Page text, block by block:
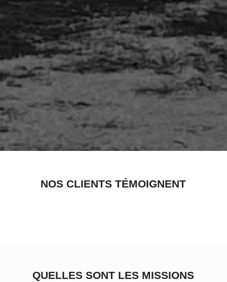
NOS CLIENTS TÉMOIGNENT
QUELLES SONT LES MISSIONS